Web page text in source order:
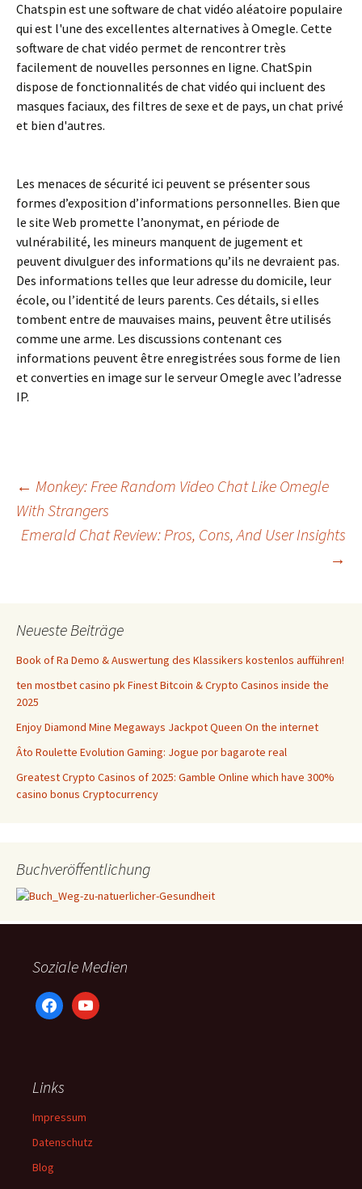
Chatspin est une software de chat vidéo aléatoire populaire
qui est l'une des excellentes alternatives à Omegle. Cette
software de chat vidéo permet de rencontrer très
facilement de nouvelles personnes en ligne. ChatSpin
dispose de fonctionnalités de chat vidéo qui incluent des
masques faciaux, des filtres de sexe et de pays, un chat privé
et bien d'autres.
Les menaces de sécurité ici peuvent se présenter sous
formes d’exposition d’informations personnelles. Bien que
le site Web promette l’anonymat, en période de
vulnérabilité, les mineurs manquent de jugement et
peuvent divulguer des informations qu’ils ne devraient pas.
Des informations telles que leur adresse du domicile, leur
école, ou l’identité de leurs parents. Ces détails, si elles
tombent entre de mauvaises mains, peuvent être utilisés
comme une arme. Les discussions contenant ces
informations peuvent être enregistrées sous forme de lien
et converties en image sur le serveur Omegle avec l’adresse
IP.
Beitrags-
Navigation
← Monkey: Free Random Video Chat Like Omegle
With Strangers
Emerald Chat Review: Pros, Cons, And User Insights
→
Neueste Beiträge
Book of Ra Demo & Auswertung des Klassikers kostenlos aufführen!
ten mostbet casino pk Finest Bitcoin & Crypto Casinos inside the
2025
Enjoy Diamond Mine Megaways Jackpot Queen On the internet
Âto Roulette Evolution Gaming: Jogue por bagarote real
Greatest Crypto Casinos of 2025: Gamble Online which have 300%
casino bonus Cryptocurrency
Buchveröffentlichung
Soziale Medien
facebookyoutube
Links
Impressum
Datenschutz
Blog